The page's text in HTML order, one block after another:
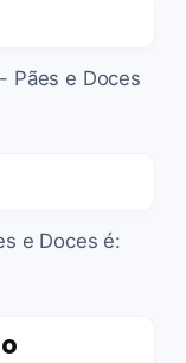
Pães e Doces
e Doces é: